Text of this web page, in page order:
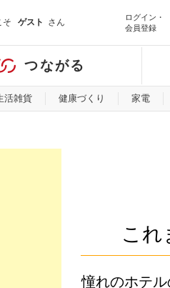
そ ゲスト さん
ログイン・
会員登録
つながる
活雑貨 健康づくり 家電
これ
憧れのホテ